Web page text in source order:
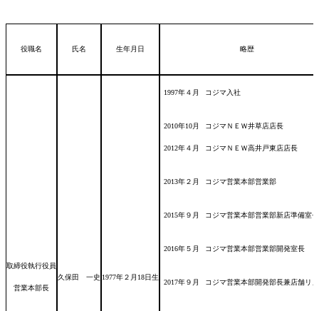
役職名 氏名 生年月日 略歴
取締役執行役員
営業本部長
久保田 一史 1977年２月18日生
1997年４月 コジマ入社
2010年10月
2012年４月
コジマＮＥＷ井草店店長
コジマＮＥＷ高井戸東店店長
2013年２月 コジマ営業本部営業部
2015年９月 コジマ営業本部営業部新店準備室長
2016年５月 コジマ営業本部営業部開発室長
2017年９月 コジマ営業本部開発部長兼店舗リ